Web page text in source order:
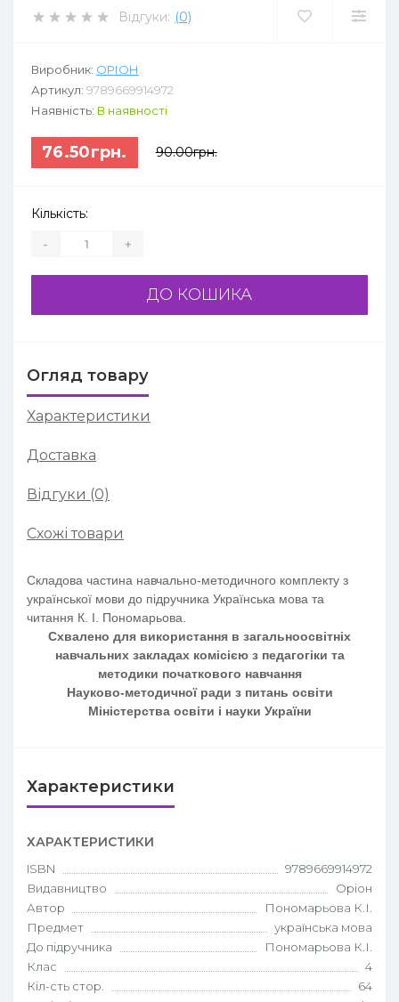
Відгуки: (0)
Виробник: ОРІОН
Артикул: 9789669914972
Наявність: В наявності
76.50грн. 90.00грн.
Кількість:
- +
ДО КОШИКА
Огляд товару
Характеристики
Доставка
Відгуки (0)
Схожі товари
Складова частина навчально-методичного комплекту з
української мови до підручника Українська мова та
читання К. І. Пономарьова.
Схвалено для використання в загальноосвітніх
навчальних закладах комісією з педагогіки та
методики початкового навчання
Науково-методичної ради з питань освіти
Міністерства освіти і науки України
Характеристики
ХАРАКТЕРИСТИКИ
ISBN
9789669914972
Видавництво
Оріон
Автор
Пономарьова К.І.
Предмет
українська мова
До підручника
Пономарьова К.І.
Клас
4
Кіл-сть стор.
64